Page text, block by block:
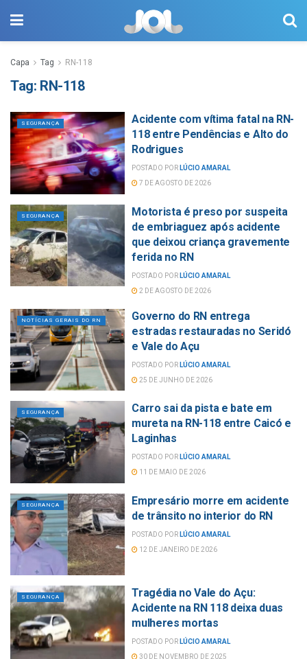
Capa Tag RN-118
Tag: RN-118
SEGURANÇA
Acidente com vítima fatal na RN-
118 entre Pendências e Alto do
Rodrigues
POSTADO POR LÚCIO AMARAL
7 DE AGOSTO DE 2026
SEGURANÇA
Motorista é preso por suspeita
de embriaguez após acidente
que deixou criança gravemente
ferida no RN
POSTADO POR LÚCIO AMARAL
2 DE AGOSTO DE 2026
NOTÍCIAS GERAIS DO RN
Governo do RN entrega
estradas restauradas no Seridó
e Vale do Açu
POSTADO POR LÚCIO AMARAL
25 DE JUNHO DE 2026
SEGURANÇA
Carro sai da pista e bate em
mureta na RN-118 entre Caicó e
Laginhas
POSTADO POR LÚCIO AMARAL
11 DE MAIO DE 2026
SEGURANÇA
Empresário morre em acidente
de trânsito no interior do RN
POSTADO POR LÚCIO AMARAL
12 DE JANEIRO DE 2026
SEGURANÇA
Tragédia no Vale do Açu:
Acidente na RN 118 deixa duas
mulheres mortas
POSTADO POR LÚCIO AMARAL
30 DE NOVEMBRO DE 2025